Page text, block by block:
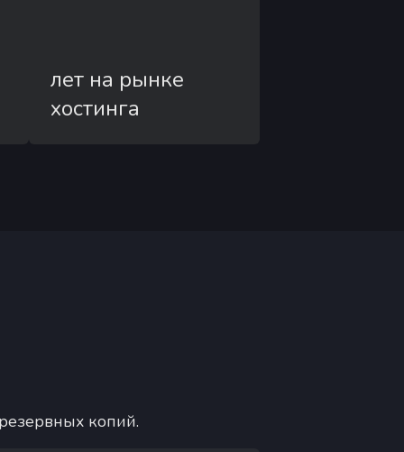
лет на рынке
хостинга
копий.